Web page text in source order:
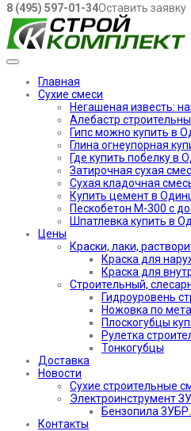
8 (495) 597-01-34Оставить заявку
Главная
Сухие смеси
Негашеная известь:
Алебастр
Гипс можно купить в
Глина огнеупорная
Где купить побелку в
Затирочная сухая
Сухая кладочная
Купить цемент в
Пескобетон М-300 с
Шпатлевка купить в
Цены
Краски, лаки,
Краска для
Краска для
Строительный,
Гидроуровень
Ножовка по
Плоскогубцы
Рулетка
Тонкогубцы
Доставка
Новости
Сухие строительные
Электроинструмент
Бензопила
Контакты